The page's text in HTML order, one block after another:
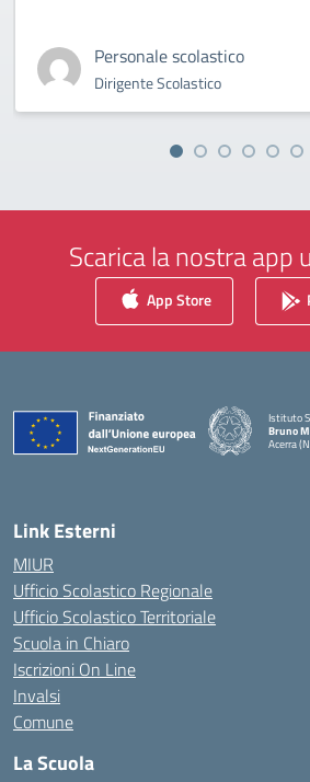
Personale scolastico
Dirigente Scolastico
Scarica la nostra app
App Store
Istituto
Bruno
Acerra
Link Esterni
MIUR
Ufficio Scolastico Regionale
Ufficio Scolastico Territoriale
Scuola in Chiaro
Iscrizioni On Line
Invalsi
Comune
La Scuola